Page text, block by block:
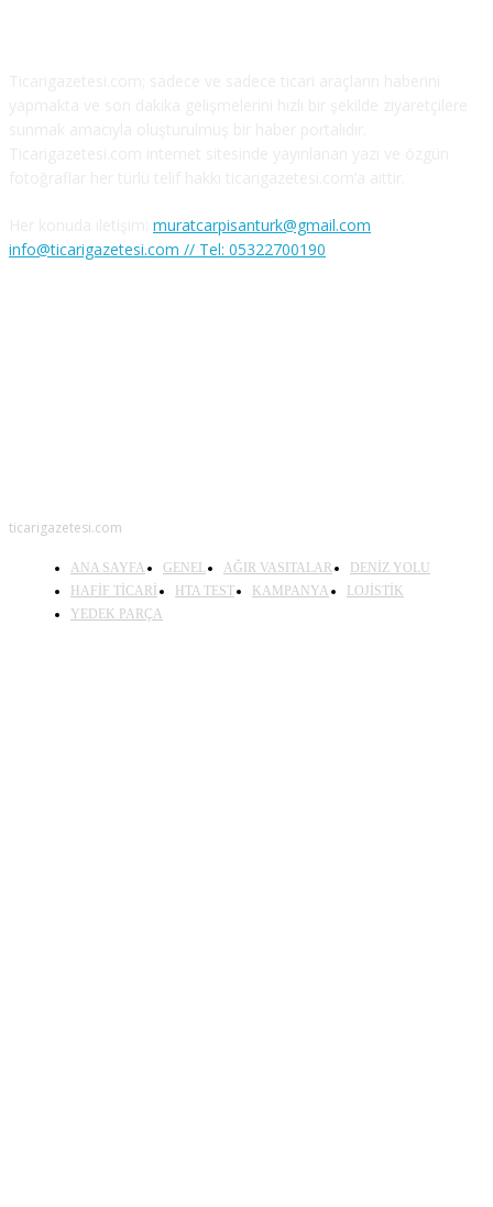
muratcarpisanturk@gmail.com
info@ticarigazetesi.com // Tel: 05322700190
ticarigazetesi.com
ANA SAYFA GENEL AĞIR VASITALAR
DENİZ YOLU
HAFİF TİCARİ
HTA TEST KAMPANYA
LOJİSTİK
YEDEK PARÇA